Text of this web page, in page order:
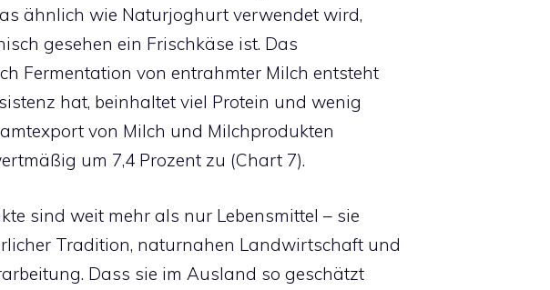
ähnlich wie Naturjoghurt verwendet wird,
gesehen ein Frischkäse ist. Das
Fermentation von entrahmter Milch entsteht
hat, beinhaltet viel Protein und wenig
von Milch und Milchprodukten
um 7,4 Prozent zu (Chart 7).
sind weit mehr als nur Lebensmittel – sie
Tradition, naturnahen Landwirtschaft und
Dass sie im Ausland so geschätzt